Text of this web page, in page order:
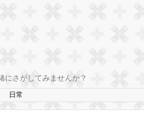
にさがしてみませんか？
日常